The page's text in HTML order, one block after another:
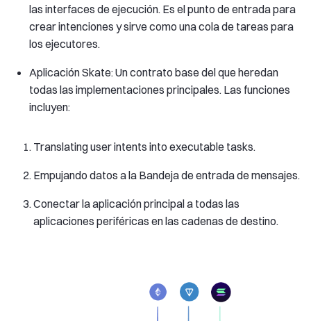
las interfaces de ejecución. Es el punto de entrada para
crear intenciones y sirve como una cola de tareas para
los ejecutores.
Aplicación Skate: Un contrato base del que heredan
todas las implementaciones principales. Las funciones
incluyen:
Translating user intents into executable tasks.
Empujando datos a la Bandeja de entrada de mensajes.
Conectar la aplicación principal a todas las
aplicaciones periféricas en las cadenas de destino.